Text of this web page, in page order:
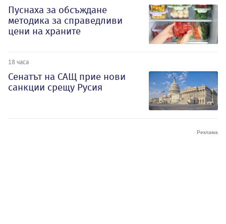
Пуснаха за обсъждане
методика за справедливи
цени на храните
18 часа
Сенатът на САЩ прие нови
санкции срещу Русия